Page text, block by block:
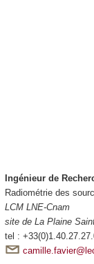
Ingénieur de
Radiométrie des
LCM LNE-Cnam
site de La Plaine
tel :